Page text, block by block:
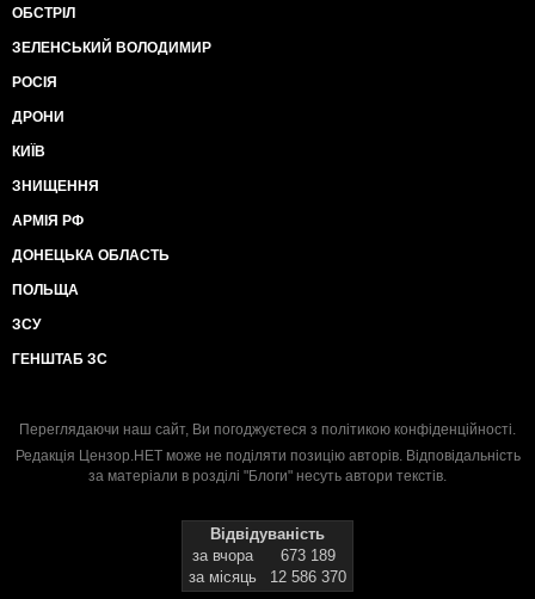
ОБСТРІЛ
ЗЕЛЕНСЬКИЙ ВОЛОДИМИР
РОСІЯ
ДРОНИ
КИЇВ
ЗНИЩЕННЯ
АРМІЯ РФ
ДОНЕЦЬКА ОБЛАСТЬ
ПОЛЬЩА
ЗСУ
ГЕНШТАБ ЗС
Переглядаючи наш сайт, Ви погоджуєтеся з політикою конфіденційності.
Редакція Цензор.НЕТ може не поділяти позицію авторів. Відповідальність
за матеріали в розділі "Блоги" несуть автори текстів.
Відвідуваність
за вчора
673 189
за місяць
12 586 370